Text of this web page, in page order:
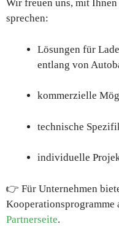
Wir freuen uns, mit
sprechen:
Lösungen für
entlang von
kommerzielle
technische
individuelle
👉 Für Unternehmen
Kooperationsprogramme
Partnerseite.